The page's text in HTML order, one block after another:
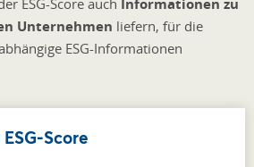
ESG-Score auch Informationen zu
Unternehmen liefern, für die
ESG-Informationen
Score